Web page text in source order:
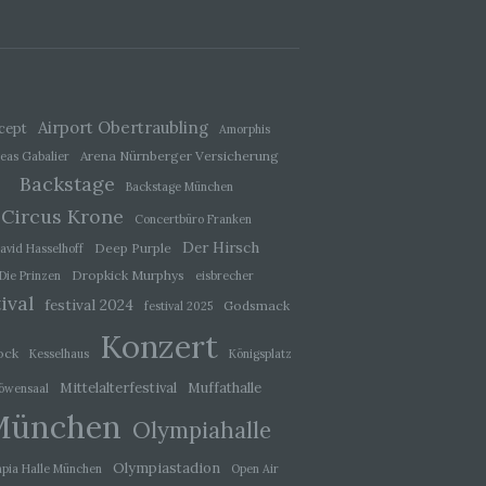
Airport Obertraubling
Amorphis
Gabalier
Arena Nürnberger Versicherung
Backstage Backstage München
Circus Krone
Concertbüro Franken
Hasselhoff
Deep Purple Der Hirsch
Die Prinzen Dropkick Murphys eisbrecher
festival 2024 festival 2025 Godsmack
Kesselhaus Konzert Königsplatz
Mittelalterfestival Muffathalle
Olympiahalle
Halle München Olympiastadion Open Air
einer